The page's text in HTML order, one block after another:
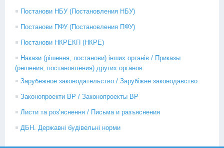
Постанови НБУ (Постановления НБУ)
Постанови ПФУ (Постановления ПФУ)
Постанови НКРЕКП (НКРЕ)
Накази (рішення, постанови) інших органів / Приказы
(решения, постановления) других органов
Зарубежное законодательство / Зарубіжне законодавство
Законопроекти ВР / Законопроекты ВР
Листи та роз’яснення / Письма и разъяснения
ДБН. Державні будівельні норми